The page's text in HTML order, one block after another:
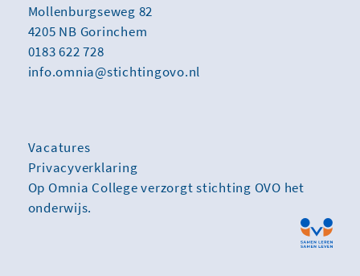
Mollenburgseweg 82
4205 NB Gorinchem
0183 622 728
info.omnia@stichtingovo.nl
Vacatures
Privacyverklaring
Op Omnia College verzorgt stichting OVO het
onderwijs.